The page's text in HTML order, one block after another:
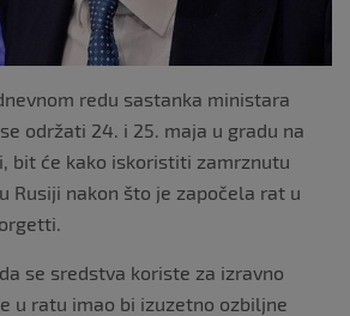
redu sastanka ministara
održati 24. i 25. maja u gradu na
bit će kako iskoristiti zamrznutu
Rusiji nakon što je započela rat u
se sredstva koriste za izravno
u ratu imao bi izuzetno ozbiljne